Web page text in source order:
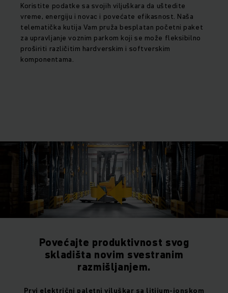
Koristite podatke sa svojih viljuškara da uštedite
vreme, energiju i novac i povećate efikasnost. Naša
telematička kutija Vam pruža besplatan početni paket
za upravljanje voznim parkom koji se može fleksibilno
proširiti različitim hardverskim i softverskim
komponentama.
Povećajte produktivnost svog
skladišta novim svestranim
razmišljanjem.
Prvi električni paletni viluškar sa litijum-jonskom